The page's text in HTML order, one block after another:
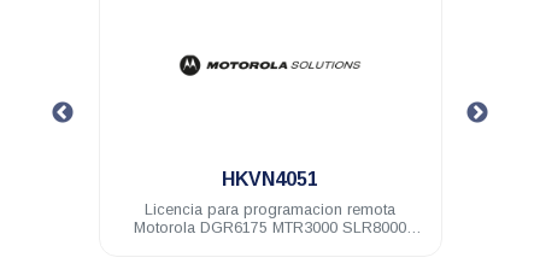
HKVN4051
Licencia para programacion remota
Motorola DGR6175 MTR3000 SLR8000